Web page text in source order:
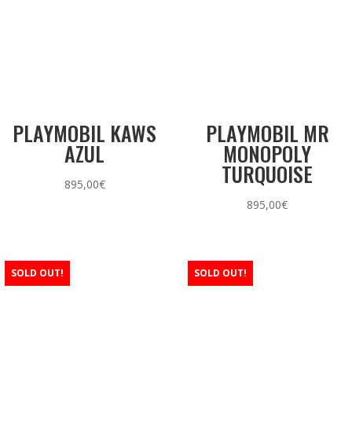
PLAYMOBIL KAWS
AZUL
895,00€
PLAYMOBIL MR
MONOPOLY
TURQUOISE
895,00€
SOLD OUT! SOLD OUT!